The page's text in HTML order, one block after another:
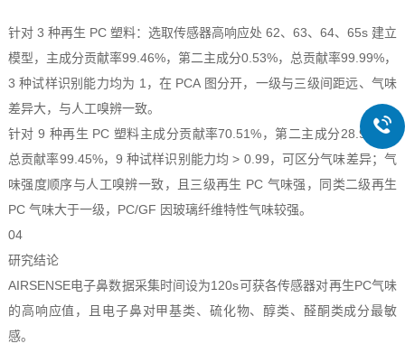
针对 3 种再生 PC 塑料：选取传感器高响应处 62、63、64、65s 建立
模型，主成分贡献率99.46%，第二主成分0.53%，总贡献率99.99%，
3 种试样识别能力均为 1，在 PCA 图分开，一级与三级间距远、气味
差异大，与人工嗅辨一致。
针对 9 种再生 PC 塑料主成分贡献率70.51%，第二主成分28.94%，
总贡献率99.45%，9 种试样识别能力均 > 0.99，可区分气味差异；气
味强度顺序与人工嗅辨一致，且三级再生 PC 气味强，同类二级再生
PC 气味大于一级，PC/GF 因玻璃纤维特性气味较强。
04
研究结论
AIRSENSE电子鼻数据采集时间设为120s可获各传感器对再生PC气味
的高响应值，且电子鼻对甲基类、硫化物、醇类、醛酮类成分最敏
感。